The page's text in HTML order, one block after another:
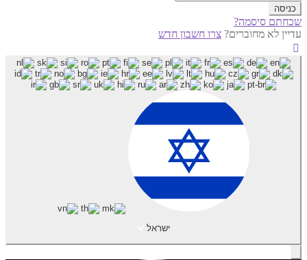
שכחתם סיסמה?
עדיין לא מחוברים? צרו חשבון חדש
ישראל